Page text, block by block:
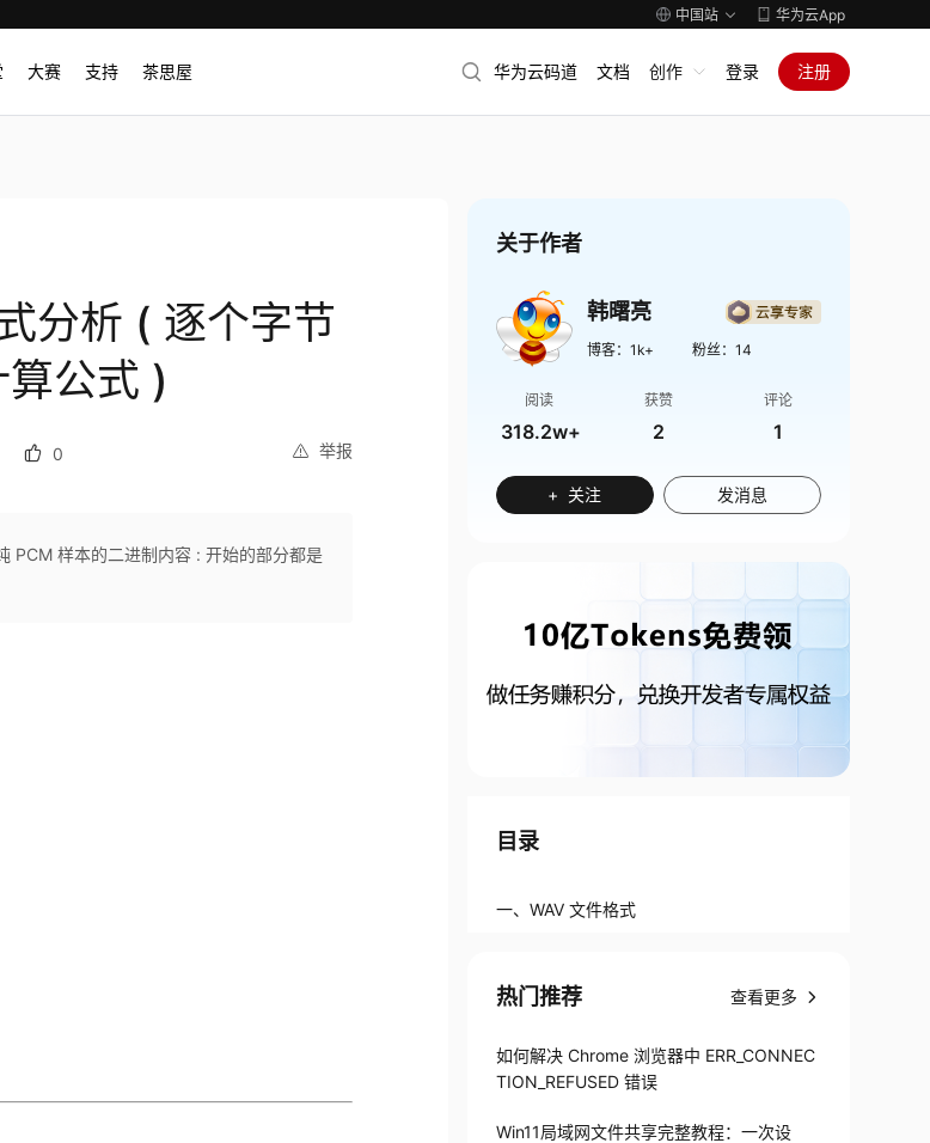
中国站 华为云App
大赛 支持 茶思屋 华为云码道 文档 创作 登录 注册
分析 ( 逐个字节
公式 )
举报
0
PCM 样本的二进制内容 : 开始的部分都是
关于作者
韩曙亮
博客： 1k+ 粉丝： 14
阅读
318.2w+
获赞
2
评论
1
+ 关注 发消息
目录
一、WAV 文件格式
热门推荐 查看更多
如何解决 Chrome 浏览器中 ERR_CONNEC
TION_REFUSED 错误
Win11局域网文件共享完整教程：一次设